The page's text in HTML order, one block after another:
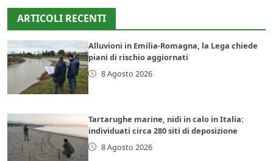
ARTICOLI RECENTI
Alluvioni in Emilia-Romagna, la Lega chiede
piani di rischio aggiornati
8 Agosto 2026
Tartarughe marine, nidi in calo in Italia:
individuati circa 280 siti di deposizione
8 Agosto 2026